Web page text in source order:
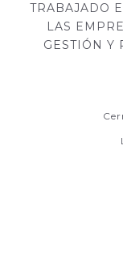
TRABAJADO
LAS
GESTIÓN Y